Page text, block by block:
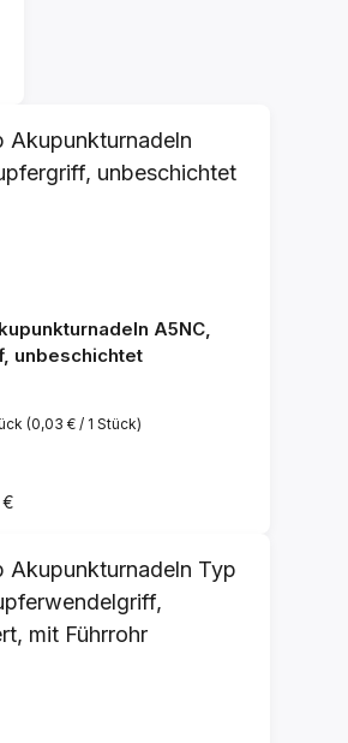
A5NC,
unbeschichtet
(0,03 € / 1 Stück)
€